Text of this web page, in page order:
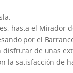
hasta el Mirador
por el
de unas
la satisfacción de